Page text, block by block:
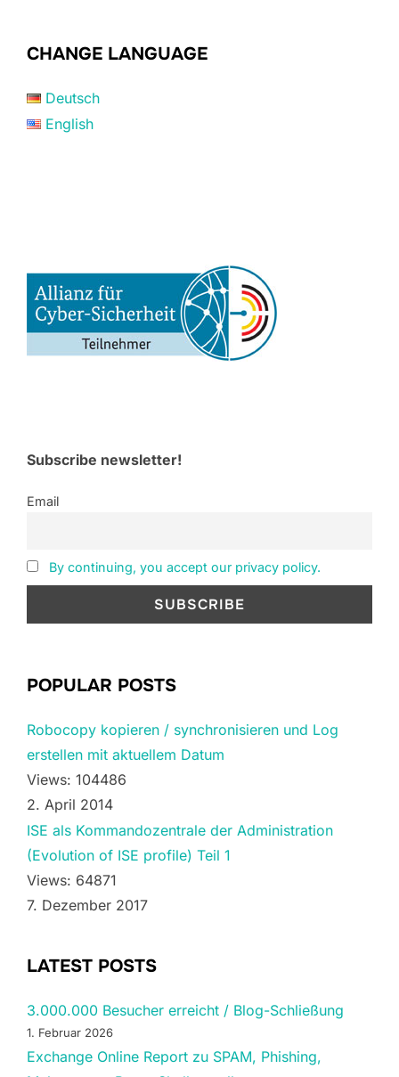
CHANGE LANGUAGE
Deutsch
English
Subscribe newsletter!
Email
By continuing, you accept our privacy policy.
POPULAR POSTS
Robocopy kopieren / synchronisieren und Log
erstellen mit aktuellem Datum
Views: 104486
2. April 2014
ISE als Kommandozentrale der Administration
(Evolution of ISE profile) Teil 1
Views: 64871
7. Dezember 2017
LATEST POSTS
3.000.000 Besucher erreicht / Blog-Schließung
1. Februar 2026
Exchange Online Report zu SPAM, Phishing,